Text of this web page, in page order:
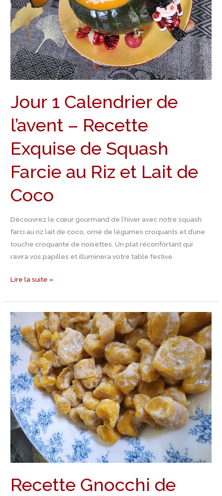
Jour 1 Calendrier de
l’avent – Recette
Exquise de Squash
Farcie au Riz et Lait de
Coco
Découvrez le cœur gourmand de l’hiver avec notre squash
farci au riz lait de coco, orné de légumes croquants et d’une
touche croquante de noisettes. Un plat réconfortant qui
ravira vos papilles et illuminera votre table festive.
Recette
Exquise
de
Squash
Farcie
au
et
Lait
de
Coco
Lire la suite »
Recette Gnocchi de
Recette
Gnocchi
de
squash
et
de
patate
douce